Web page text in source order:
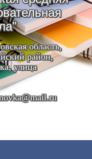
область,
район,
улица